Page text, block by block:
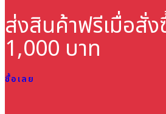
ส่งสินค้าฟรีเมื่อสั่
1,000 บาท
ซื้อเลย